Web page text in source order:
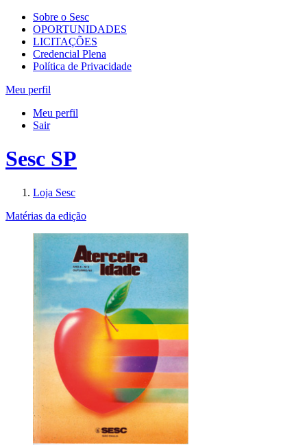
Sobre o Sesc
OPORTUNIDADES
LICITAÇÕES
Credencial Plena
Política de Privacidade
Meu perfil
Meu perfil
Sair
Sesc SP
Loja Sesc
Matérias da edição